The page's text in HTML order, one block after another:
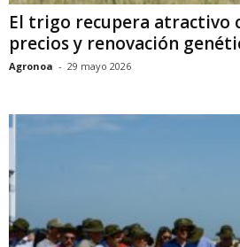
El trigo recupera atractivo
precios y renovación
Agronoa - 29 mayo 2026